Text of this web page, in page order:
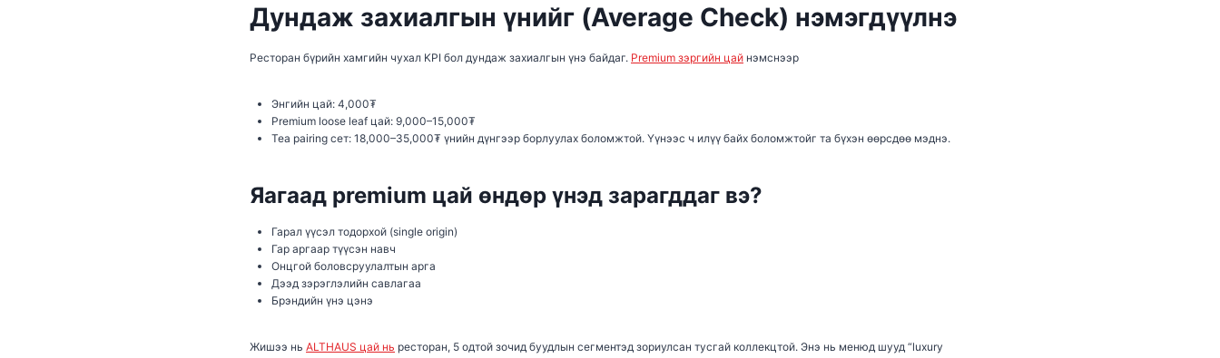
Дундаж захиалгын үнийг (Average Check) нэмэгдүүлнэ
Ресторан бүрийн хамгийн чухал KPI бол дундаж захиалгын үнэ байдаг. Premium зэргийн цай нэмснээр
Энгийн цай: 4,000₮
Premium loose leaf цай: 9,000–15,000₮
Tea pairing сет: 18,000–35,000₮ үнийн дүнгээр борлуулах боломжтой. Үүнээс ч илүү байх боломжтойг та бүхэн өөрсдөө мэднэ.
Яагаад premium цай өндөр үнэд зарагддаг вэ?
Гарал үүсэл тодорхой (single origin)
Гар аргаар түүсэн навч
Онцгой боловсруулалтын арга
Дээд зэрэглэлийн савлагаа
Брэндийн үнэ цэнэ
Жишээ нь ALTHAUS цай нь ресторан, 5 одтой зочид буудлын сегментэд зориулсан тусгай коллекцтой. Энэ нь менюд шууд “luxury